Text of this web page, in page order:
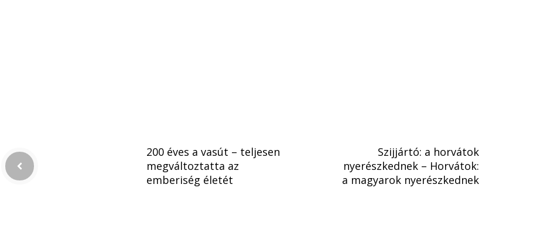
200 éves a vasút – teljesen
megváltoztatta az
emberiség életét
Szijjártó: a horvátok
nyerészkednek – Horvátok:
a magyarok nyerészkednek